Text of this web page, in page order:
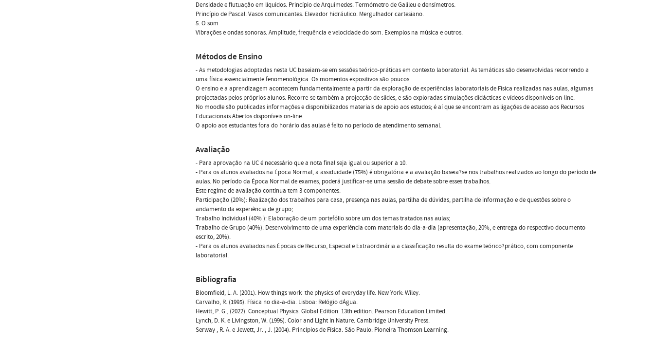
Densidade e flutuação em líquidos. Princípio de Arquimedes. Termómetro de Galileu e densímetros.
Princípio de Pascal. Vasos comunicantes. Elevador hidráulico. Mergulhador cartesiano.
5. O som
Vibrações e ondas sonoras. Amplitude, frequência e velocidade do som. Exemplos na música e outros.
Métodos de Ensino
- As metodologias adoptadas nesta UC baseiam-se em sessões teórico-práticas em contexto laboratorial. As temáticas são desenvolvidas recorrendo a
uma física essencialmente fenomenológica. Os momentos expositivos são poucos.
O ensino e a aprendizagem acontecem fundamentalmente a partir da exploração de experiências laboratoriais de Física realizadas nas aulas, algumas
projectadas pelos próprios alunos. Recorre-se também a projecção de slides, e são exploradas simulações didácticas e vídeos disponíveis on-line.
No moodle são publicadas informações e disponibilizados materiais de apoio aos estudos; é aí que se encontram as ligações de acesso aos Recursos
Educacionais Abertos disponíveis on-line.
O apoio aos estudantes fora do horário das aulas é feito no período de atendimento semanal.
Avaliação
- Para aprovação na UC é necessário que a nota final seja igual ou superior a 10.
- Para os alunos avaliados na Época Normal, a assiduidade (75%) é obrigatória e a avaliação baseia?se nos trabalhos realizados ao longo do período de
aulas. No período da Época Normal de exames, poderá justificar-se uma sessão de debate sobre esses trabalhos.
Este regime de avaliação contínua tem 3 componentes:
Participação (20%): Realização dos trabalhos para casa, presença nas aulas, partilha de dúvidas, partilha de informação e de questões sobre o
andamento da experiência de grupo;
Trabalho Individual (40% ): Elaboração de um portefólio sobre um dos temas tratados nas aulas;
Trabalho de Grupo (40%): Desenvolvimento de uma experiência com materiais do dia-a-dia (apresentação, 20%, e entrega do respectivo documento
escrito, 20%).
- Para os alunos avaliados nas Épocas de Recurso, Especial e Extraordinária a classificação resulta do exame teórico?prático, com componente
laboratorial.
Bibliografia
Bloomfield, L. A. (2001). How things work  the physics of everyday life. New York: Wiley.
Carvalho, R. (1995). Física no dia-a-dia. Lisboa: Relógio dÁgua.
Hewitt, P. G., (2022). Conceptual Physics. Global Edition. 13th edition. Pearson Education Limited.
Lynch, D. K. e Livingston, W. (1995). Color and Light in Nature. Cambridge University Press.
Serway , R. A. e Jewett, Jr. , J. (2004). Princípios de Física. São Paulo: Pioneira Thomson Learning.